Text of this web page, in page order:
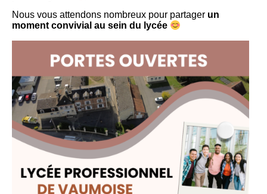
Nous vous attendons nombreux pour partager un
moment convivial au sein du lycée